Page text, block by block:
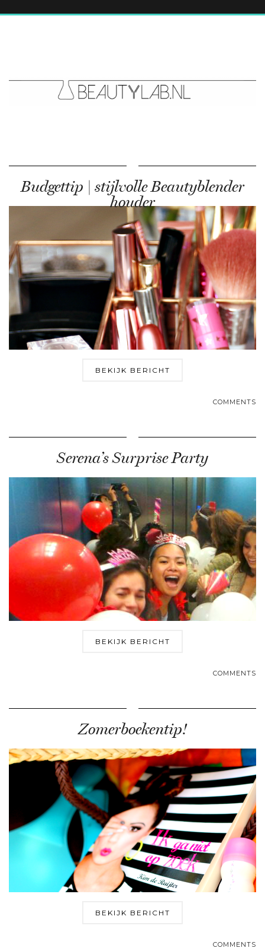
Budgettip | stijlvolle Beautyblender
houder
BEKIJK BERICHT
COMMENTS
Serena’s Surprise Party
BEKIJK BERICHT
COMMENTS
Zomerboekentip!
BEKIJK BERICHT
COMMENTS